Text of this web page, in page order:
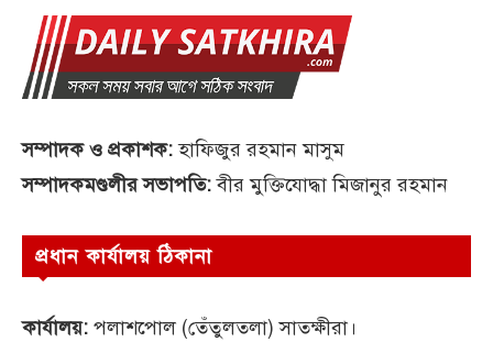
সম্পাদক ও প্রকাশক:হাফিজুর রহমান মাসুম
সম্পাদকমণ্ডলীর সভাপতি:বীর মুক্তিযোদ্ধা মিজানুর রহমান
প্রধান কার্যালয় ঠিকানা
কার্যালয়: পলাশপোল (তেঁতুলতলা) সাতক্ষীরা।